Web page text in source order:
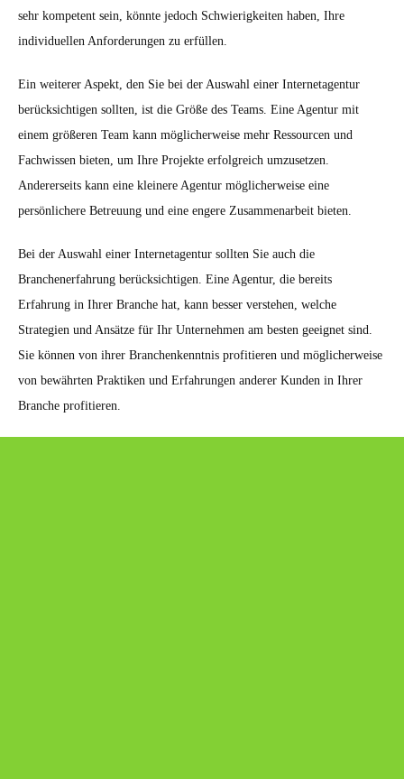
sehr kompetent sein, könnte jedoch Schwierigkeiten haben, Ihre
individuellen Anforderungen zu erfüllen.
Ein weiterer Aspekt, den Sie bei der Auswahl einer Internetagentur
berücksichtigen sollten, ist die Größe des Teams. Eine Agentur mit
einem größeren Team kann möglicherweise mehr Ressourcen und
Fachwissen bieten, um Ihre Projekte erfolgreich umzusetzen.
Andererseits kann eine kleinere Agentur möglicherweise eine
persönlichere Betreuung und eine engere Zusammenarbeit bieten.
Bei der Auswahl einer Internetagentur sollten Sie auch die
Branchenerfahrung berücksichtigen. Eine Agentur, die bereits
Erfahrung in Ihrer Branche hat, kann besser verstehen, welche
Strategien und Ansätze für Ihr Unternehmen am besten geeignet sind.
Sie können von ihrer Branchenkenntnis profitieren und möglicherweise
von bewährten Praktiken und Erfahrungen anderer Kunden in Ihrer
Branche profitieren.